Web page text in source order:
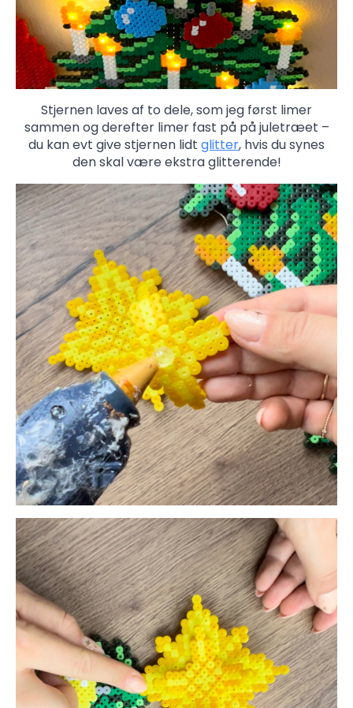
Stjernen laves af to dele, som jeg først limer
sammen og derefter limer fast på på juletræet –
du kan evt give stjernen lidt glitter, hvis du synes
den skal være ekstra glitterende!